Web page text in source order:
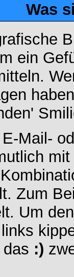
Was
ein
Mail-
Zum
Um
:)